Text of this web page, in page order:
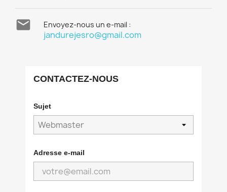
 Envoyez-nous un e-mail :
jandurejesro@gmail.com
CONTACTEZ-NOUS
Sujet
Adresse e-mail